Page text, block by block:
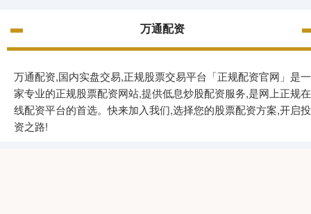
万通配资
万通配资,国内实盘交易,正规股票交易平台「正规配资官网」是一
家专业的正规股票配资网站,提供低息炒股配资服务,是网上正规在
线配资平台的首选。快来加入我们,选择您的股票配资方案,开启投
资之路!